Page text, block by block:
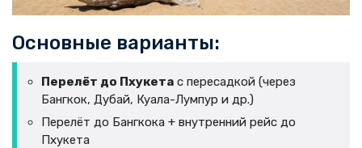
Основные варианты:
Перелёт до Пхукета с пересадкой (через
Бангкок, Дубай, Куала-Лумпур и др.)
Перелёт до Бангкока + внутренний рейс до
Пхукета